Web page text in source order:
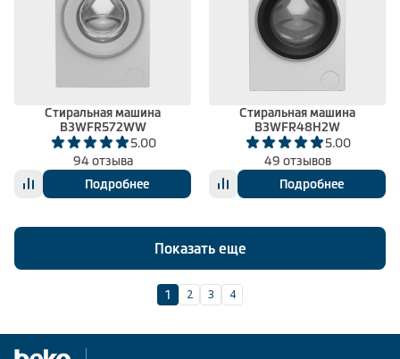
Стиральная машина
B3WFR572WW
5.00
94 отзыва
Подробнее
Стиральная машина
B3WFR48H2W
5.00
49 отзывов
Подробнее
Показать еще
1 2 3 4